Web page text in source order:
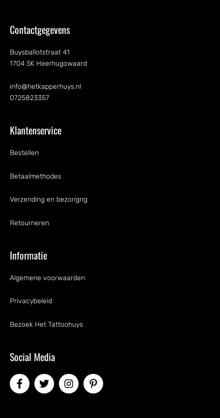
Contactgegevens
Buysballotstraat 41
1704 SK Heerhugowaard
info@hetkapperhuys.nl
0725823357
Klantenservice
Bestellen
Betaalmethodes
Verzending en bezorigng
Retourneren
Informatie
Algemene voorwaarden
Privacybeleid
Bezoek Het Tattoohuys
Social Media